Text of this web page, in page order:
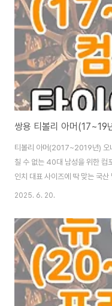
'쾌적한 실내 공간'을 선사하며
니다, 이..
티볼리 아머(2017~2019년) 오
칠 수 없는 40대 남성을 위한 컴
인치 대표 사이즈에 딱 맞는 국
재 감성으로 편안하고 안전하게
좋고 디자인도 이쁘고, 뭐 하나
니다, 이 착한 녀석을 더 착하게
교체입니다. 솔직히 말해, 순정
40대들은 하루 종일 회사에서
게 집..
2025. 6. 20.